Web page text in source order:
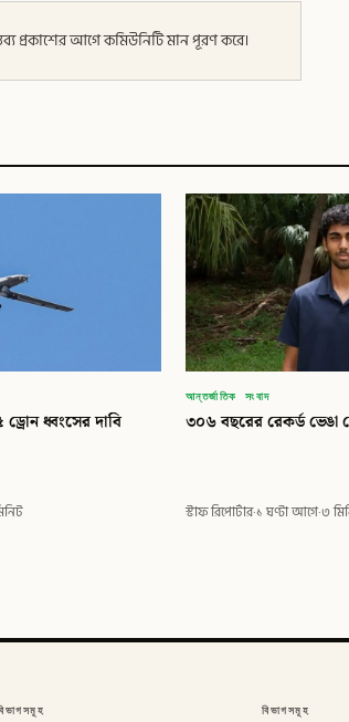
প্রকাশের আগে কমিউনিটি মান পূরণ করে।
ধ্বংসের দাবি
আন্তর্জাতিক সংবাদ
৩০৬ বছরের রেকর্ড ভেঙা
স্টাফ রিপোর্টার·১ ঘণ্টা আগে·৩
বিভাগসমূহ